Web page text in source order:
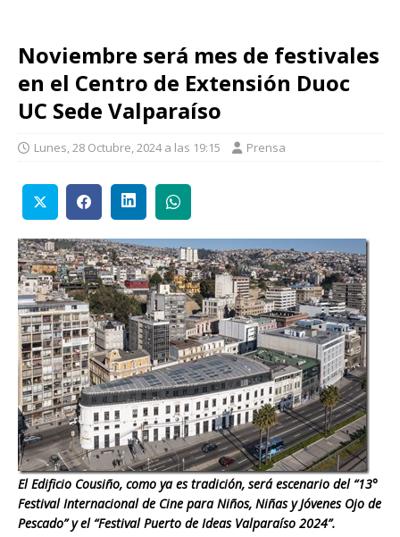
Noviembre será mes de festivales
en el Centro de Extensión Duoc
UC Sede Valparaíso
Lunes, 28 Octubre, 2024 a las 19:15 Prensa
El Edificio Cousiño, como ya es tradición, será escenario del “13°
Festival Internacional de Cine para Niños, Niñas y Jóvenes Ojo de
Pescado” y el “Festival Puerto de Ideas Valparaíso 2024”.